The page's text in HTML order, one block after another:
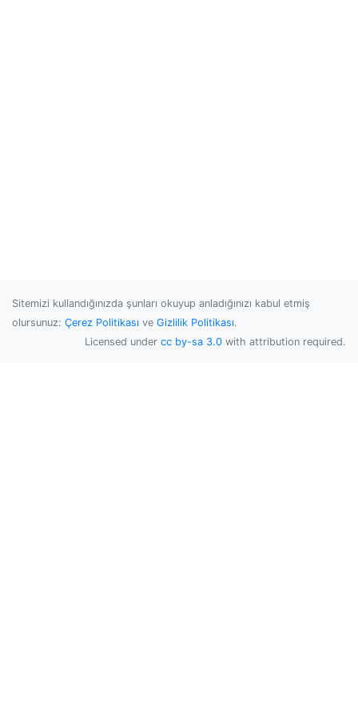
Sitemizi kullandığınızda şunları okuyup anladığınızı kabul etmiş
olursunuz: Çerez Politikası ve Gizlilik Politikası.
Licensed under cc by-sa 3.0 with attribution required.